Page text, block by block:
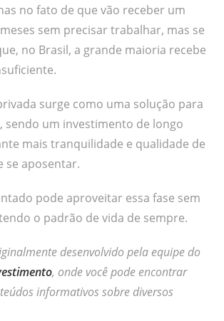
no fato de que vão receber um
sem precisar trabalhar, mas se
no Brasil, a grande maioria recebe
surge como uma solução para
sendo um investimento de longo
mais tranquilidade e qualidade de
se aposentar.
pode aproveitar essa fase sem
o padrão de vida de sempre.
desenvolvido pela equipe do
, onde você pode encontrar
informativos sobre diversos